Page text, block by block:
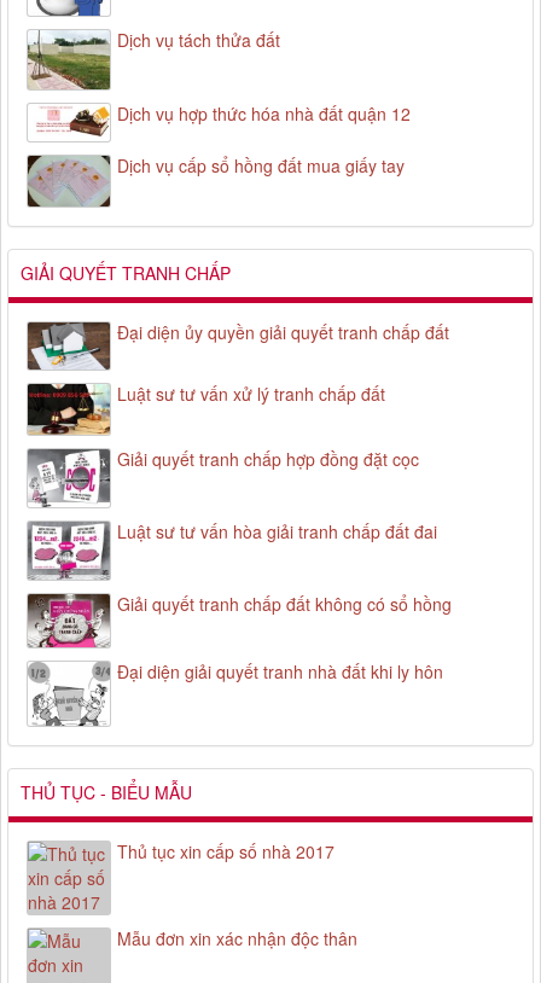
Dịch vụ tách thửa đất
Dịch vụ hợp thức hóa nhà đất quận 12
Dịch vụ cấp sổ hồng đất mua giấy tay
GIẢI QUYẾT TRANH CHẤP
Đại diện ủy quyền giải quyết tranh chấp đất
Luật sư tư vấn xử lý tranh chấp đất
Giải quyết tranh chấp hợp đồng đặt cọc
Luật sư tư vấn hòa giải tranh chấp đất đai
Giải quyết tranh chấp đất không có sổ hồng
Đại diện giải quyết tranh nhà đất khi ly hôn
THỦ TỤC - BIỂU MẪU
Thủ tục xin cấp số nhà 2017
Mẫu đơn xin xác nhận độc thân